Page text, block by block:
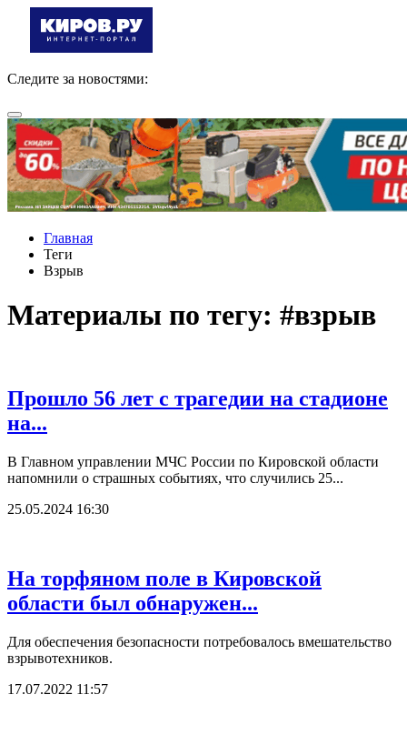
Следите за новостями:
Главная
Теги
Взрыв
Материалы по тегу: #взрыв
Прошло 56 лет с трагедии на стадионе
на...
В Главном управлении МЧС России по Кировской области
напомнили о страшных событиях, что случились 25...
25.05.2024 16:30
На торфяном поле в Кировской
области был обнаружен...
Для обеспечения безопасности потребовалось вмешательство
взрывотехников.
17.07.2022 11:57